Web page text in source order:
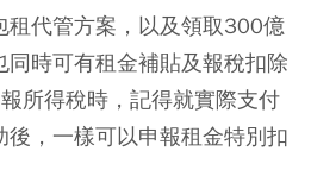
租代管方案，以及領取300億
同時可有租金補貼及報稅扣除
所得稅時，記得就實際支付
後，一樣可以申報租金特別扣